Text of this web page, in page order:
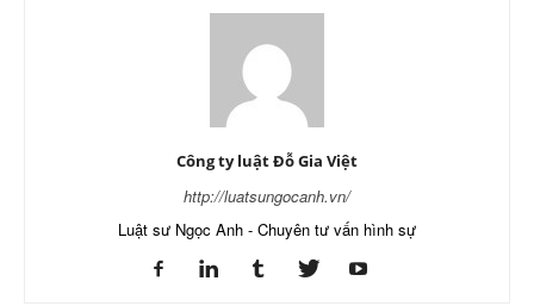
Công ty luật Đỗ Gia Việt
http://luatsungocanh.vn/
Luật sư Ngọc Anh - Chuyên tư vấn hình sự